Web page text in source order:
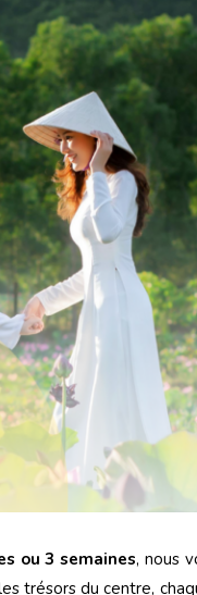
ou 3 semaines, nous
trésors du centre,